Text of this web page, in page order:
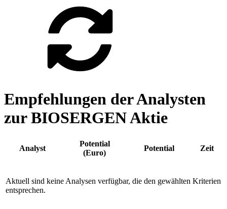
Empfehlungen der Analysten
zur BIOSERGEN Aktie
Analyst
Potential
(Euro)
Potential Zeit
Aktuell sind keine Analysen verfügbar, die den gewählten Kriterien
entsprechen.